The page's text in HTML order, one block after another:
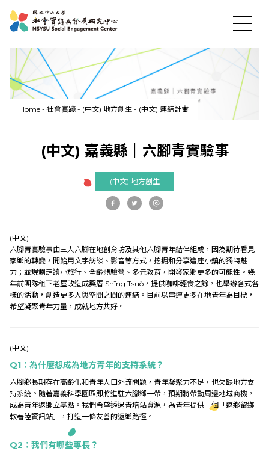
About US
Social Practices
Education
Research
Link
Home - 社會實踐 - (中文) 地方創生 - (中文) 連結計畫
(中文) 嘉義縣｜六腳青實驗事
(中文) 地方創生
(中文)
六腳青實驗事由三人六腳在地創育坊及其他六腳青年結伴組成，因為期待看見
家鄉的轉變，開始用文字訪談、影音等方式，挖掘和分享這座小鎮的獨特魅
力；並規劃走讀小旅行、全齡體驗營、多元教育，開發家鄉更多的可能性。 幾
年前團隊租下老屋改造成興厝 Shīng Tsuò ，提供咖啡輕食之餘，也舉辦各式各
樣的活動，創造更多人與空間之間的連結。目前以串連更多在地青年為目標，
希望凝聚青年力量，成就地方共好。
(中文)
Q1 ：為什麼想成為地方青年的支持系統？
六腳鄉長期存在高齡化和青年人口外流問題， 青年凝聚力不足 ，也欠缺地方支
持系統 。隨著嘉義科學園區即將進駐六腳鄉一帶，預期將帶動周邊地域商機，
成為青年返鄉立基點。我們希望透過青培站資源，為青年提供一個 「返鄉留鄉
軟著陸資訊站」
，打造一條友善的返鄉路徑。
Q2 ：我們有哪些專長？